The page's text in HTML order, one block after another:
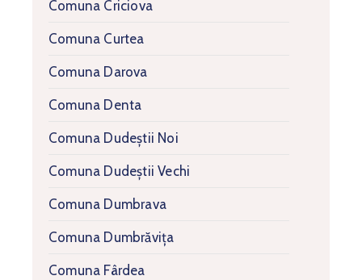
Comuna Criciova
Comuna Curtea
Comuna Darova
Comuna Denta
Comuna Dudeștii Noi
Comuna Dudeștii Vechi
Comuna Dumbrava
Comuna Dumbrăvița
Comuna Fârdea